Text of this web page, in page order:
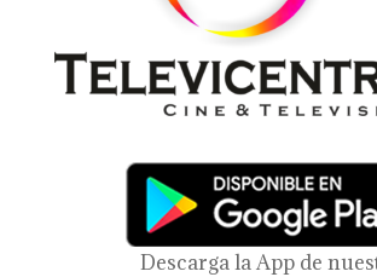
Descarga la App de